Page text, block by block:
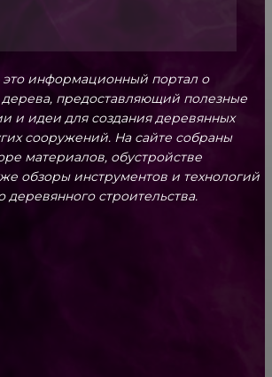
информационный портал о
дерева, предоставляющий полезные
и идеи для создания деревянных
сооружений. На сайте собраны
материалов, обустройстве
обзоры инструментов и технологий
деревянного строительства.